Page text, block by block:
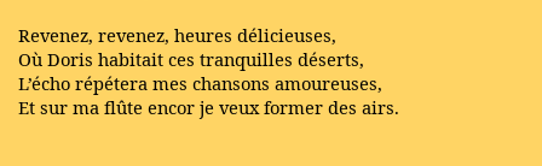
Revenez, revenez, heures délicieuses,
Où Doris habitait ces tranquilles déserts,
L’écho répétera mes chansons amoureuses,
Et sur ma flûte encor je veux former des airs.